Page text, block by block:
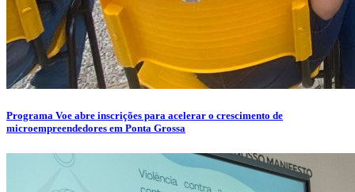
Programa Voe abre inscrições para acelerar o crescimento de
microempreendedores em Ponta Grossa